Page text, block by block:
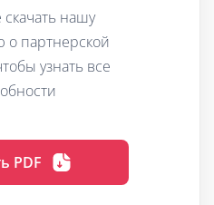
нашу
о партнерской
узнать все
PDF